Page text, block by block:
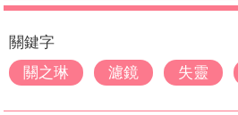
關鍵字
關之琳
濾鏡 失靈